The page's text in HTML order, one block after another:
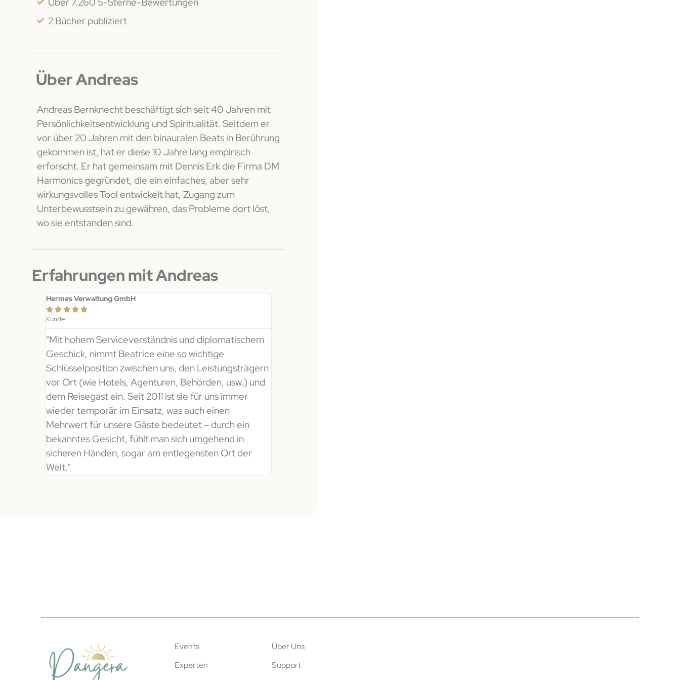
2 Bücher publiziert
Über Andreas
Andreas Bernknecht beschäftigt sich seit 40 Jahren mit
Persönlichkeitsentwicklung und Spiritualität. Seitdem er
vor über 20 Jahren mit den binauralen Beats in Berührung
gekommen ist, hat er diese 10 Jahre lang empirisch
erforscht. Er hat gemeinsam mit Dennis Erk die Firma DM
Harmonics gegründet, die ein einfaches, aber sehr
wirkungsvolles Tool entwickelt hat, Zugang zum
Unterbewusstsein zu gewähren, das Probleme dort löst,
wo sie entstanden sind.
Erfahrungen mit Andreas
Hermes Verwaltung GmbH
    
Kunde
"Mit hohem Serviceverständnis und diplomatischem
Geschick, nimmt Beatrice eine so wichtige
Schlüsselposition zwischen uns, den Leistungsträgern
vor Ort (wie Hotels, Agenturen, Behörden, usw.) und
dem Reisegast ein. Seit 2011 ist sie für uns immer
wieder temporär im Einsatz, was auch einen
Mehrwert für unsere Gäste bedeutet – durch ein
bekanntes Gesicht, fühlt man sich umgehend in
sicheren Händen, sogar am entlegensten Ort der
Welt."
Events
Experten
Über Uns
Support